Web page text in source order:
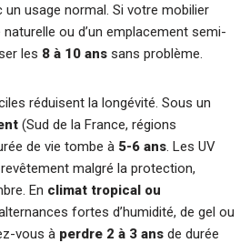
un usage normal. Si votre mobilier
naturelle ou d’un emplacement semi-
les 8 à 10 ans sans problème.
réduisent la longévité. Sous un
(Sud de la France, régions
de vie tombe à 5-6 ans. Les UV
malgré la protection,
En climat tropical ou
fortes d’humidité, de gel ou
vous à perdre 2 à 3 ans de durée